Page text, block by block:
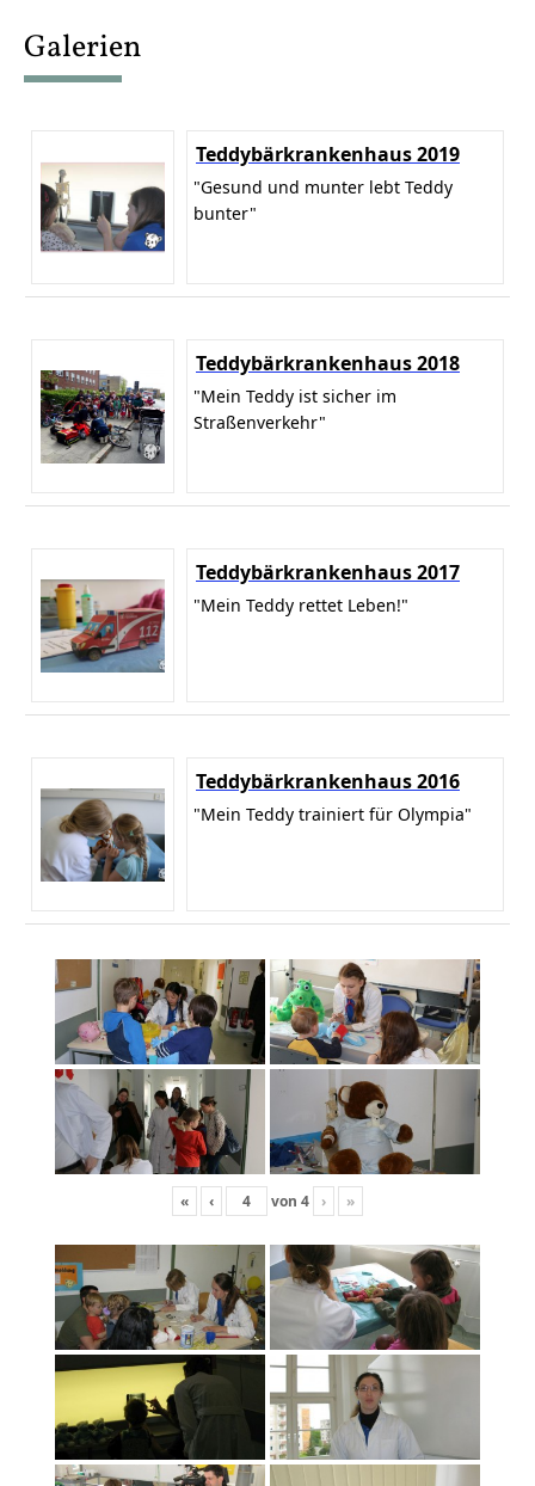
Galerien
Teddybärkrankenhaus 2019
"Gesund und munter lebt Teddy
bunter"
Teddybärkrankenhaus 2018
"Mein Teddy ist sicher im
Straßenverkehr"
Teddybärkrankenhaus 2017
"Mein Teddy rettet Leben!"
Teddybärkrankenhaus 2016
"Mein Teddy trainiert für Olympia"
« ‹ von 4 › »